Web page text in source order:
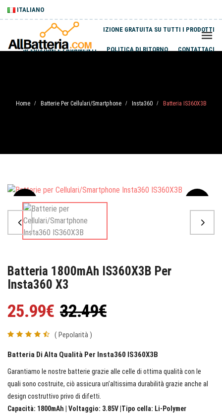
ITALIANO
SPEDIZIONE GRATUITA SU TUTTI I PRODOTTI
SPEDIZIONI E PAGAMENTI POLITICA DI RITORNO CONTATTACI
Home / Batterie Per Cellulari/Smartphone / Insta360 / Batteria IS360X3B
Sale
Batteria 1800mAh IS360X3B Per
Insta360 X3
25.99€ 32.49€
( Pepolarità )
Batteria Di Alta Qualità Per Insta360 IS360X3B
Garantiamo le nostre batterie grazie alle celle di ottima qualità con le
quali sono costruite, ciò assicura un’altissima durabilità grazie anche al
design costruttivo privo di difetti.
Capacità: 1800mAh | Voltaggio: 3.85V |Tipo cella: Li-Polymer